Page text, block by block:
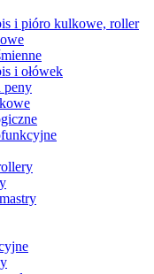
i pióro kulkowe, roller
i ołówek
peny